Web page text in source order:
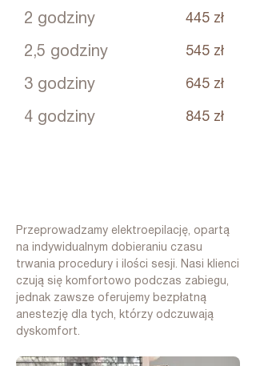
2 godziny 445 zł
2,5 godziny 545 zł
3 godziny 645 zł
4 godziny 845 zł
Przeprowadzamy elektroepilację, opartą
na indywidualnym dobieraniu czasu
trwania procedury i ilości sesji. Nasi klienci
czują się komfortowo podczas zabiegu,
jednak zawsze oferujemy bezpłatną
anestezję dla tych, którzy odczuwają
dyskomfort.